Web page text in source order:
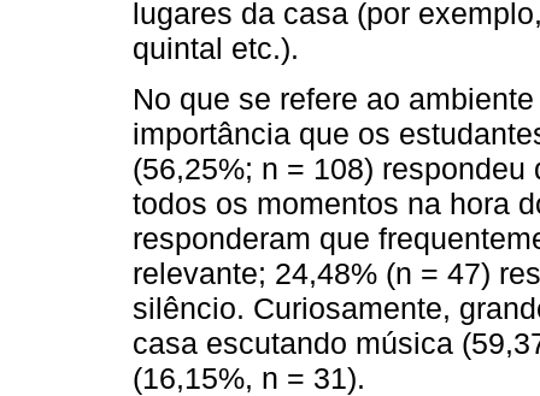
lugares da casa (por
quintal etc.).
No que se refere ao
importância que os
(56,25%; n = 108)
todos os momentos na hora
responderam que
relevante; 24,48% (n = 47)
silêncio. Curiosamente,
casa escutando música
(16,15%, n = 31).